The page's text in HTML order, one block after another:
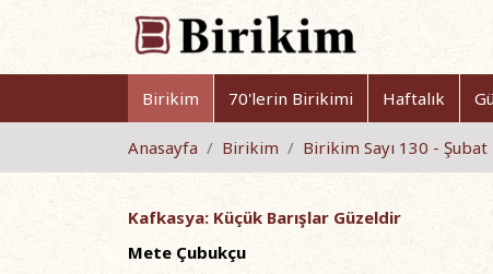
Birikim 70'lerin Birikimi Haftalık
Anasayfa Birikim Birikim Sayı 130 - Şubat
Kafkasya: Küçük Barışlar Güzeldir
Mete Çubukçu